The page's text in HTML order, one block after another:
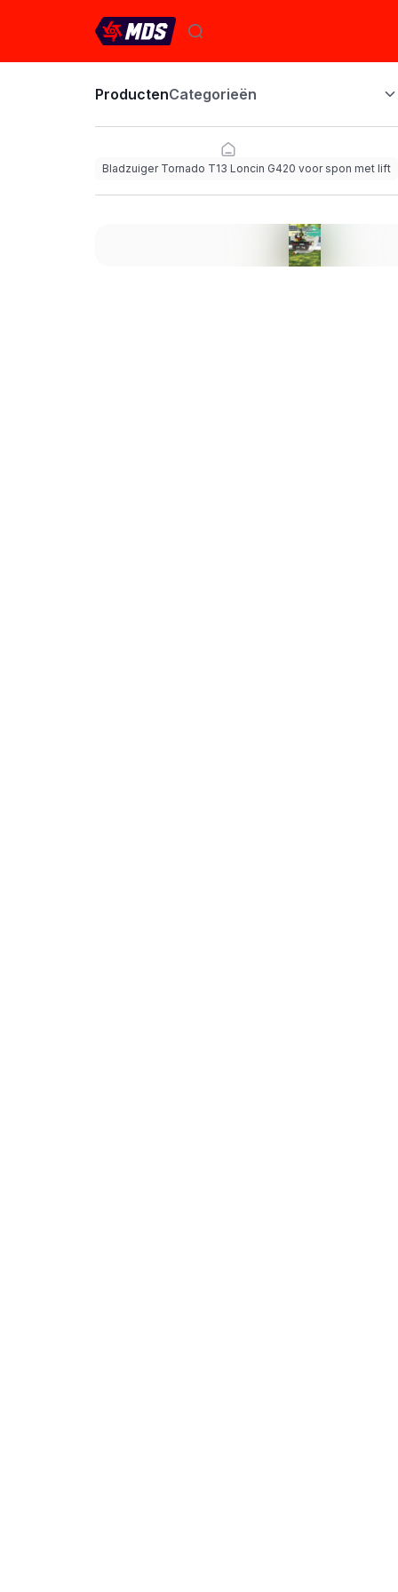
ProductenCategorieën
Bladzuiger Tornado T13 Loncin G420 voor spon met lift